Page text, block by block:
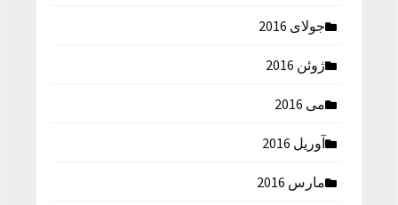
جولای 2016
ژوئن 2016
می 2016
آوریل 2016
مارس 2016